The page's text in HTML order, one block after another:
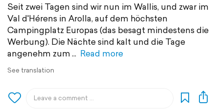
Seit zwei Tagen sind wir nun im Wallis, und zwar im
Val d'Hérens in Arolla, auf dem höchsten
Campingplatz Europas (das besagt mindestens die
Werbung). Die Nächte sind kalt und die Tage
angenehm zum
Read more
See translation